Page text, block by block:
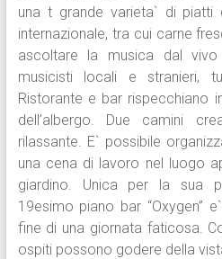
una t grande varieta` di piatti
internazionale, tra cui carne
ascoltare la musica dal
musicisti locali e stranieri,
Ristorante e bar rispecchiano
dell’albergo. Due camini
rilassante. E` possibile
una cena di lavoro nel luogo
giardino. Unica per la sua
19esimo piano bar “Oxygen”
fine di una giornata faticosa.
ospiti possono godere della